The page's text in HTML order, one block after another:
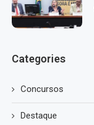
Categories
Concursos
Destaque